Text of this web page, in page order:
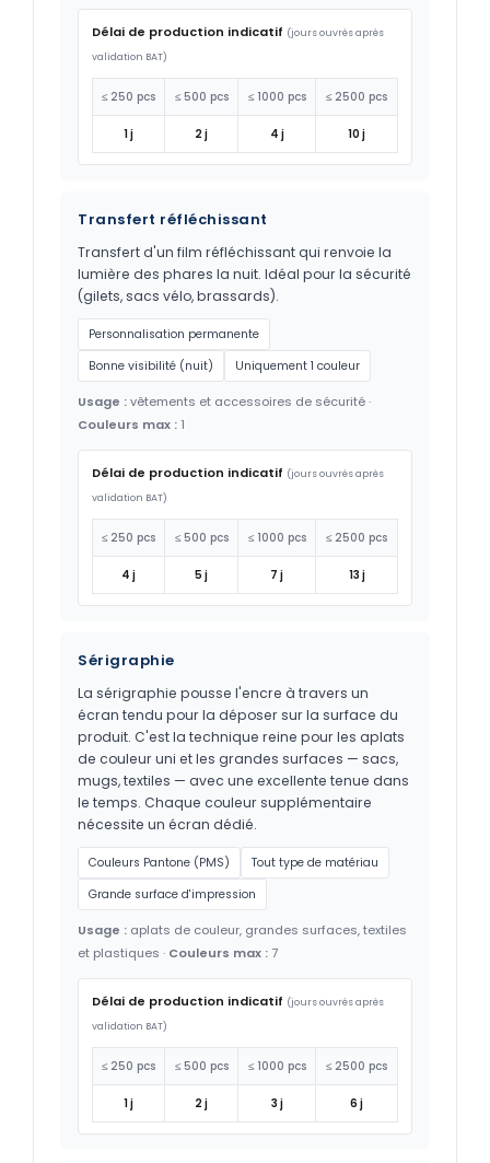
Délai de production indicatif (jours ouvrés après
validation BAT)
≤ 250 pcs ≤ 500 pcs ≤ 1000 pcs ≤ 2500 pcs
1 j 2 j 4 j 10 j
Transfert réfléchissant
Transfert d'un film réfléchissant qui renvoie la
lumière des phares la nuit. Idéal pour la sécurité
(gilets, sacs vélo, brassards).
Personnalisation permanente
Bonne visibilité (nuit)
Uniquement 1 couleur
Usage :vêtements et accessoires de sécurité ·
Couleurs max : 1
Délai de production indicatif (jours ouvrés après
validation BAT)
≤ 250 pcs ≤ 500 pcs ≤ 1000 pcs ≤ 2500 pcs
4 j 5 j 7 j 13 j
Sérigraphie
La sérigraphie pousse l'encre à travers un
écran tendu pour la déposer sur la surface du
produit. C'est la technique reine pour les aplats
de couleur uni et les grandes surfaces — sacs,
mugs, textiles — avec une excellente tenue dans
le temps. Chaque couleur supplémentaire
nécessite un écran dédié.
Couleurs Pantone (PMS)
Tout type de matériau
Grande surface d'impression
Usage : aplats de couleur, grandes surfaces, textiles
et plastiques · Couleurs max :7
Délai de production indicatif (jours ouvrés après
validation BAT)
≤ 250 pcs ≤ 500 pcs ≤ 1000 pcs ≤ 2500 pcs
1 j 2 j 3 j 6 j